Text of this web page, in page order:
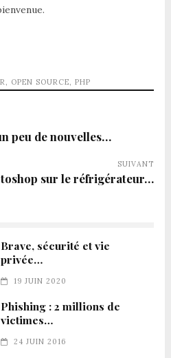
OPEN SOURCE PHP
peu de nouvelles…
SUIVANT
sur le réfrigérateur…
Brave, sécurité et vie
privée…
19 JUIN 2020
Phishing : 2 millions de
victimes…
24 JUIN 2016